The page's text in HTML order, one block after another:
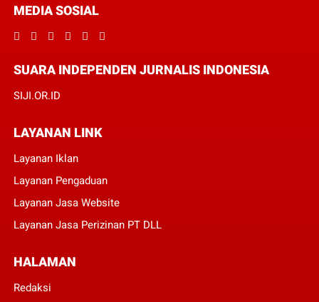
MEDIA SOSIAL
SUARA INDEPENDEN JURNALIS INDONESIA
SIJI.OR.ID
LAYANAN LINK
Layanan Iklan
Layanan Pengaduan
Layanan Jasa Website
Layanan Jasa Perizinan PT DLL
HALAMAN
Redaksi